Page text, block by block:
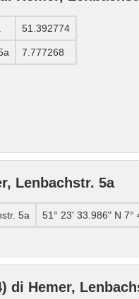
51.392774
7.777268
Lenbachstr. 5a
5a 51° 23' 33.986" N 7°
di Hemer,